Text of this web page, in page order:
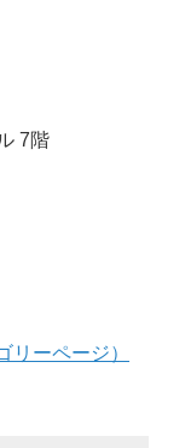
7階
リーページ）